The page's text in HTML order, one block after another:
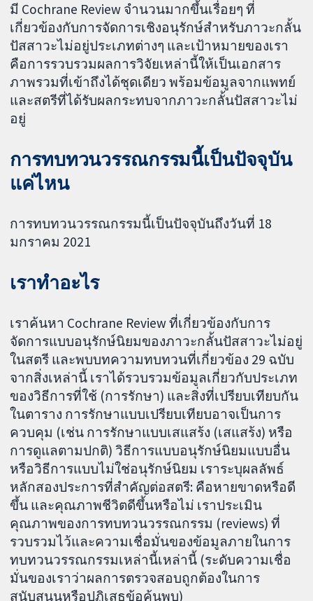
มี Cochrane Review จำนวนมากขึ้นเรื่อยๆ ที่
เกี่ยวข้องกับการจัดการเชิงอนุรักษ์สำหรับภาวะกลั้น
ปัสสาวะไม่อยู่ประเภทต่างๆ และเป้าหมายของเรา
คือการรวบรวมผลการวิจัยเหล่านี้ให้เป็นเอกสาร
ภาพรวมที่เข้าถึงได้ชุดเดียว พร้อมข้อมูลจากแพทย์
และสตรีที่ได้รับผลกระทบจากภาวะกลั้นปัสสาวะไม่
อยู่
การทบทวนวรรณกรรมนี้เป็นปัจจุบัน
แค่ไหน
การทบทวนวรรณกรรมนี้เป็นปัจจุบันถึงวันที่ 18
มกราคม 2021
เราทำอะไร
เราค้นหา Cochrane Review ที่เกี่ยวข้องกับการ
จัดการแบบอนุรักษ์นิยมของภาวะกลั้นปัสสาวะไม่อยู่
ในสตรี และพบบทความทบทวนที่เกี่ยวข้อง 29 ฉบับ
จากสิ่งเหล่านี้ เราได้รวบรวมข้อมูลเกี่ยวกับประเภท
ของวิธีการที่ใช้ (การรักษา) และสิ่งที่เปรียบเทียบกัน
ในตาราง การรักษาแบบเปรียบเทียบอาจเป็นการ
ควบคุม (เช่น การรักษาแบบเสแสร้ง (เสแสร้ง) หรือ
การดูแลตามปกติ) วิธีการแบบอนุรักษ์นิยมแบบอื่น
หรือวิธีการแบบไม่ใช่อนุรักษ์นิยม เราระบุผลลัพธ์
หลักสองประการที่สำคัญต่อสตรี: คือหายขาดหรือดี
ขึ้น และคุณภาพชีวิตดีขึ้นหรือไม่ เราประเมิน
คุณภาพของการทบทวนวรรณกรรม (reviews) ที่
รวบรวมไว้และความเชื่อมั่นของข้อมูลภายในการ
ทบทวนวรรณกรรมเหล่านี้เหล่านี้ (ระดับความเชื่อ
มั่นของเราว่าผลการตรวจสอบถูกต้องในการ
สนับสนุนหรือปฏิเสธข้อค้นพบ)